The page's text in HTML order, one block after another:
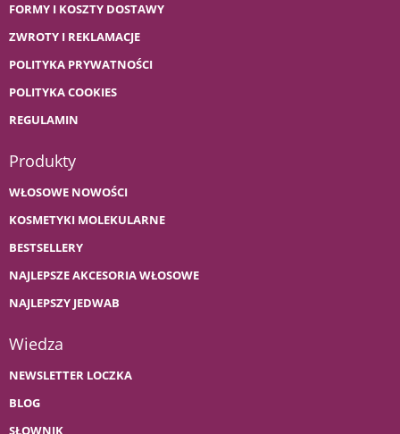
FORMY I KOSZTY DOSTAWY
ZWROTY I REKLAMACJE
POLITYKA PRYWATNOŚCI
POLITYKA COOKIES
REGULAMIN
Produkty
WŁOSOWE NOWOŚCI
KOSMETYKI MOLEKULARNE
BESTSELLERY
NAJLEPSZE AKCESORIA WŁOSOWE
NAJLEPSZY JEDWAB
Wiedza
NEWSLETTER LOCZKA
BLOG
SŁOWNIK